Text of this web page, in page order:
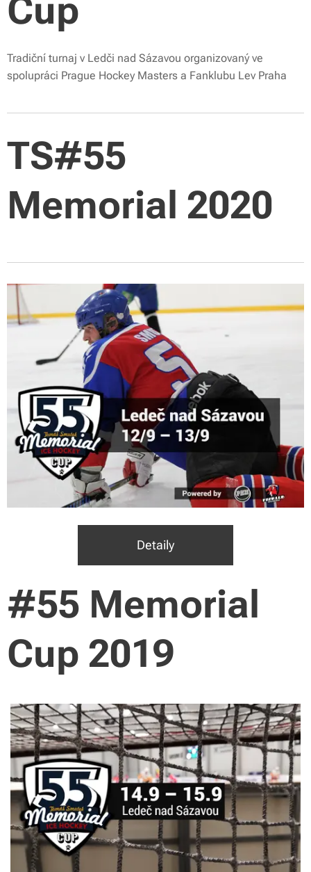
Cup
Tradiční turnaj v Ledči nad Sázavou organizovaný ve
spolupráci Prague Hockey Masters a Fanklubu Lev Praha
TS#55
Memorial 2020
Detaily
#55 Memorial
Cup 2019